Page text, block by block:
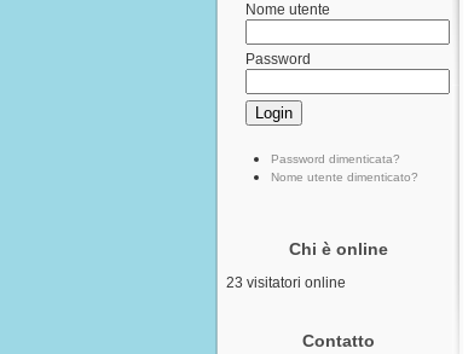
Nome utente
Password
Password dimenticata?
Nome utente dimenticato?
Chi è online
23 visitatori online
Contatto